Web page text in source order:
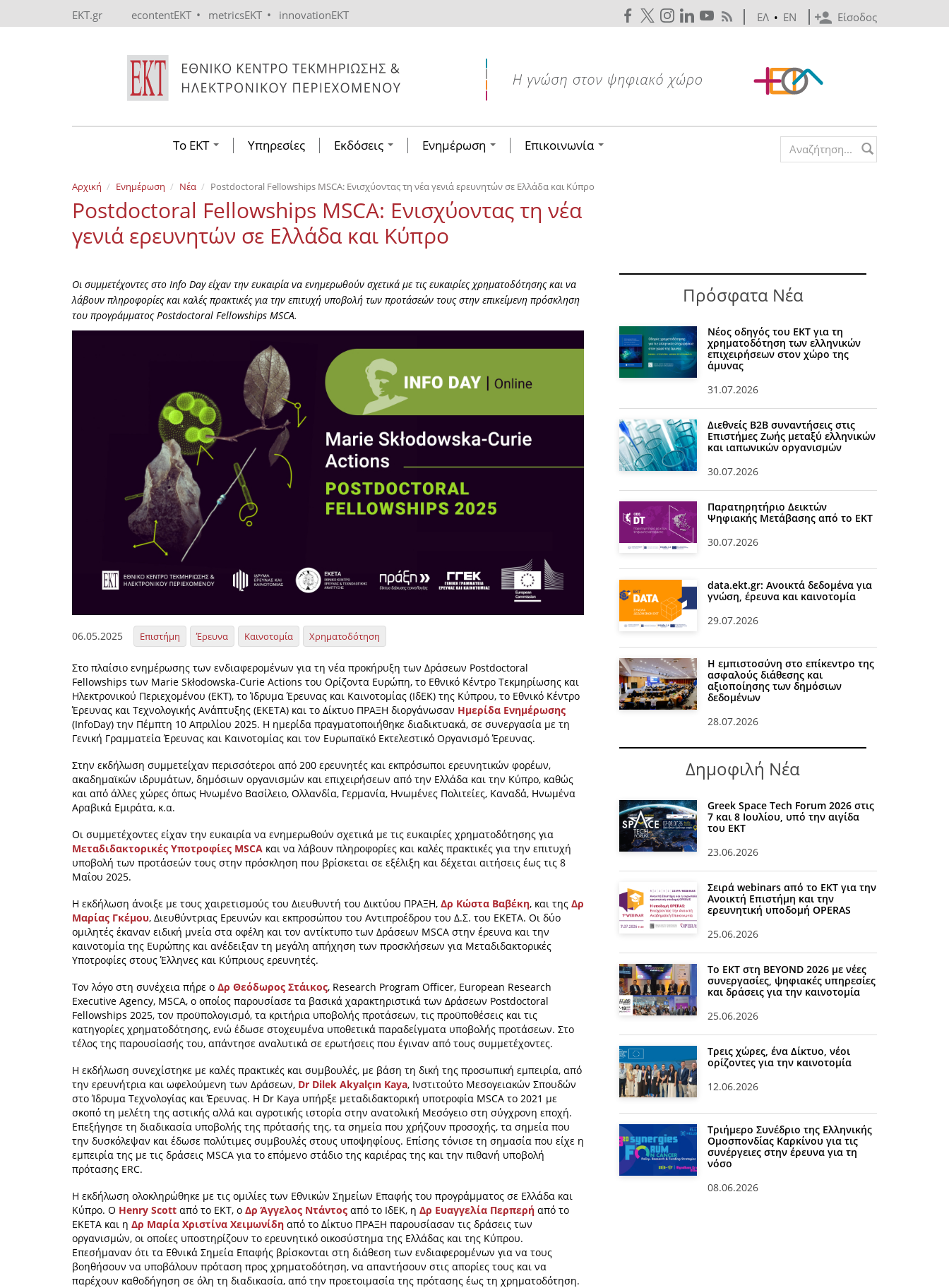
EKT.gr econtentEKT • metricsEKT • innovationEKT Είσοδος
ΕΛ • EN
Το ΕΚΤ Υπηρεσίες Εκδόσεις Ενημέρωση Επικοινωνία Search form
Αρχική Ενημέρωση Νέα Postdoctoral Fellowships MSCA: Ενισχύοντας τη νέα γενιά ερευνητών σε Ελλάδα και Κύπρο
Postdoctoral Fellowships MSCA: Ενισχύοντας τη νέα
γενιά ερευνητών σε Ελλάδα και Κύπρο
Οι συμμετέχοντες στο Info Day είχαν την ευκαιρία να ενημερωθούν σχετικά με τις ευκαιρίες χρηματοδότησης και να
λάβουν πληροφορίες και καλές πρακτικές για την επιτυχή υποβολή των προτάσεών τους στην επικείμενη πρόσκληση
του προγράμματος Postdoctoral Fellowships MSCA.
06.05.2025 Επιστήμη Έρευνα Καινοτομία Χρηματοδότηση
Στο πλαίσιο ενημέρωσης των ενδιαφερομένων για τη νέα προκήρυξη των Δράσεων Postdoctoral
Fellowships των Marie Skłodowska-Curie Actions του Ορίζοντα Ευρώπη, το Εθνικό Κέντρο Τεκμηρίωσης και
Ηλεκτρονικού Περιεχομένου (ΕΚΤ), το Ίδρυμα Έρευνας και Καινοτομίας (ΙδΕΚ) της Κύπρου, το Εθνικό Κέντρο
Έρευνας και Τεχνολογικής Ανάπτυξης (ΕΚΕΤΑ) και το Δίκτυο ΠΡΑΞΗ διοργάνωσαν Ημερίδα Ενημέρωσης
(InfoDay) την Πέμπτη 10 Απριλίου 2025. Η ημερίδα πραγματοποιήθηκε διαδικτυακά, σε συνεργασία με τη
Γενική Γραμματεία Έρευνας και Καινοτομίας και τον Ευρωπαϊκό Εκτελεστικό Οργανισμό Έρευνας.
Στην εκδήλωση συμμετείχαν περισσότεροι από 200 ερευνητές και εκπρόσωποι ερευνητικών φορέων,
ακαδημαϊκών ιδρυμάτων, δημόσιων οργανισμών και επιχειρήσεων από την Ελλάδα και την Κύπρο, καθώς
και από άλλες χώρες όπως Ηνωμένο Βασίλειο, Ολλανδία, Γερμανία, Ηνωμένες Πολιτείες, Καναδά, Ηνωμένα
Αραβικά Εμιράτα, κ.α.
Οι συμμετέχοντες είχαν την ευκαιρία να ενημερωθούν σχετικά με τις ευκαιρίες χρηματοδότησης για
Μεταδιδακτορικές Υποτροφίες MSCA και να λάβουν πληροφορίες και καλές πρακτικές για την επιτυχή
υποβολή των προτάσεών τους στην πρόσκληση που βρίσκεται σε εξέλιξη και δέχεται αιτήσεις έως τις 8
Μαΐου 2025.
Η εκδήλωση άνοιξε με τους χαιρετισμούς του Διευθυντή του Δικτύου ΠΡΑΞΗ, Δρ Κώστα Βαβέκη, και της Δρ
Μαρίας Γκέμου, Διευθύντριας Ερευνών και εκπροσώπου του Αντιπροέδρου του Δ.Σ. του ΕΚΕΤΑ. Οι δύο
ομιλητές έκαναν ειδική μνεία στα οφέλη και τον αντίκτυπο των Δράσεων MSCA στην έρευνα και την
καινοτομία της Ευρώπης και ανέδειξαν τη μεγάλη απήχηση των προσκλήσεων για Μεταδιδακτορικές
Υποτροφίες στους Έλληνες και Κύπριους ερευνητές.
Τον λόγο στη συνέχεια πήρε ο Δρ Θεόδωρος Στάικος, Research Program Officer, European Research
Executive Agency, MSCA, ο οποίος παρουσίασε τα βασικά χαρακτηριστικά των Δράσεων Postdoctoral
Fellowships 2025, τον προϋπολογισμό, τα κριτήρια υποβολής προτάσεων, τις προϋποθέσεις και τις
κατηγορίες χρηματοδότησης, ενώ έδωσε στοχευμένα υποθετικά παραδείγματα υποβολής προτάσεων. Στο
τέλος της παρουσίασής του, απάντησε αναλυτικά σε ερωτήσεις που έγιναν από τους συμμετέχοντες.
Η εκδήλωση συνεχίστηκε με καλές πρακτικές και συμβουλές, με βάση τη δική της προσωπική εμπειρία, από
την ερευνήτρια και ωφελούμενη των Δράσεων, Dr Dilek Akyalçın Kaya, Ινστιτούτο Μεσογειακών Σπουδών
στο Ίδρυμα Τεχνολογίας και Έρευνας. Η Dr Kaya υπήρξε μεταδιδακτορική υποτροφία MSCA το 2021 με
σκοπό τη μελέτη της αστικής αλλά και αγροτικής ιστορία στην ανατολική Μεσόγειο στη σύγχρονη εποχή.
Επεξήγησε τη διαδικασία υποβολής της πρότασής της, τα σημεία που χρήζουν προσοχής, τα σημεία που
την δυσκόλεψαν και έδωσε πολύτιμες συμβουλές στους υποψηφίους. Επίσης τόνισε τη σημασία που είχε η
εμπειρία της με τις δράσεις ΜSCA για το επόμενο στάδιο της καριέρας της και την πιθανή υποβολή
πρότασης ERC.
Η εκδήλωση ολοκληρώθηκε με τις ομιλίες των Εθνικών Σημείων Επαφής του προγράμματος σε Ελλάδα και
Κύπρο. Ο Henry Scott από το ΕΚΤ, ο Δρ Άγγελος Ντάντος από το ΙδΕΚ, η Δρ Ευαγγελία Περπερή από το
ΕΚΕΤΑ και η Δρ Μαρία Χριστίνα Χειμωνίδη από το Δίκτυο ΠΡΑΞΗ παρουσίασαν τις δράσεις των
οργανισμών, οι οποίες υποστηρίζουν το ερευνητικό οικοσύστημα της Ελλάδας και της Κύπρου.
Επεσήμαναν ότι τα Εθνικά Σημεία Επαφής βρίσκονται στη διάθεση των ενδιαφερομένων για να τους
βοηθήσουν να υποβάλουν πρόταση προς χρηματοδότηση, να απαντήσουν στις απορίες τους και να
παρέχουν καθοδήγηση σε όλη τη διαδικασία, από την προετοιμασία της πρότασης έως τη χρηματοδότηση.
Πρόσφατα Νέα
Νέος οδηγός του ΕΚΤ για τη
χρηματοδότηση των ελληνικών
επιχειρήσεων στον χώρο της
άμυνας
31.07.2026
Διεθνείς Β2Β συναντήσεις στις
Επιστήμες Ζωής μεταξύ ελληνικών
και ιαπωνικών οργανισμών
30.07.2026
Παρατηρητήριο Δεικτών
Ψηφιακής Μετάβασης από το ΕΚΤ
30.07.2026
data.ekt.gr: Ανοικτά δεδομένα για
γνώση, έρευνα και καινοτομία
29.07.2026
Η εμπιστοσύνη στο επίκεντρο της
ασφαλούς διάθεσης και
αξιοποίησης των δημόσιων
δεδομένων
28.07.2026
Δημοφιλή Νέα
Greek Space Tech Forum 2026 στις
7 και 8 Ιουλίου, υπό την αιγίδα
του ΕΚΤ
23.06.2026
Σειρά webinars από το ΕΚΤ για την
Ανοικτή Επιστήμη και την
ερευνητική υποδομή OPERAS
25.06.2026
Το ΕΚΤ στη BEYOND 2026 με νέες
συνεργασίες, ψηφιακές υπηρεσίες
και δράσεις για την καινοτομία
25.06.2026
Τρεις χώρες, ένα Δίκτυο, νέοι
ορίζοντες για την καινοτομία
12.06.2026
Τριήμερο Συνέδριο της Ελληνικής
Ομοσπονδίας Καρκίνου για τις
συνέργειες στην έρευνα για τη
νόσο
08.06.2026